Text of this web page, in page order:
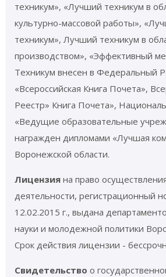
техникум», «Лучший техникум в
культурно-массовой работы»,
техникум», Лучший техникум в
производством», «Эффективный
Техникум внесен в Федеральный
«Всероссийская Книга Почета»,
Реестр» Книга Почета»,
«Ведущие образовательные
награжден дипломами «Лучшая
Воронежской области.
Лицензия на право
деятельности, регистрационный
12.02.2015 г., выдана
науки и молодежной политики
Срок действия лицензии -
Свидетельство о